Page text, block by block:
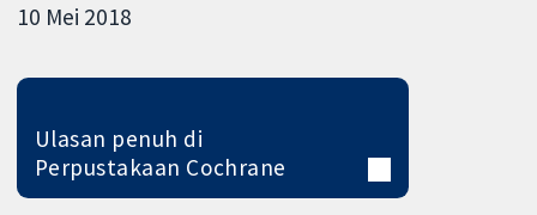
10 Mei 2018
Ulasan penuh di
Perpustakaan Cochrane